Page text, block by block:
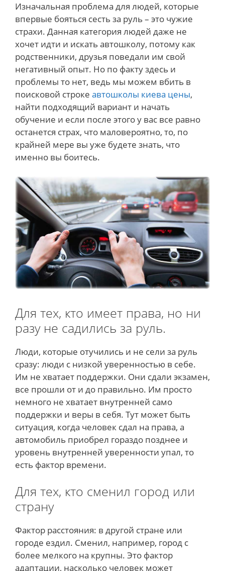
Изначальная проблема для людей, которые
впервые бояться сесть за руль – это чужие
страхи. Данная категория людей даже не
хочет идти и искать автошколу, потому как
родственники, друзья поведали им свой
негативный опыт. Но по факту здесь и
проблемы то нет, ведь мы можем вбить в
поисковой строке автошколы киева цены,
найти подходящий вариант и начать
обучение и если после этого у вас все равно
останется страх, что маловероятно, то, по
крайней мере вы уже будете знать, что
именно вы боитесь.
Для тех, кто имеет права, но ни
разу не садились за руль.
Люди, которые отучились и не сели за руль
сразу: люди с низкой уверенностью в себе.
Им не хватает поддержки. Они сдали экзамен,
все прошли от и до правильно. Им просто
немного не хватает внутренней само
поддержки и веры в себя. Тут может быть
ситуация, когда человек сдал на права, а
автомобиль приобрел гораздо позднее и
уровень внутренней уверенности упал, то
есть фактор времени.
Для тех, кто сменил город или
страну
Фактор расстояния: в другой стране или
городе ездил. Сменил, например, город с
более мелкого на крупны. Это фактор
адаптации, насколько человек может